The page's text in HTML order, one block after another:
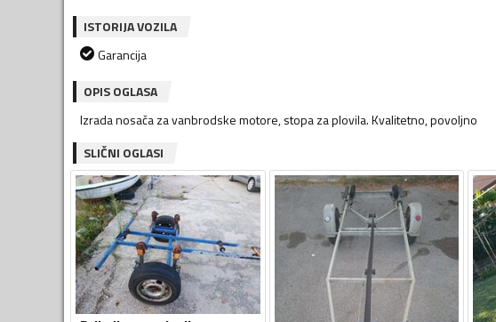
ISTORIJA VOZILA
Garancija
OPIS OGLASA
Izrada nosača za vanbrodske motore, stopa za plovila. Kvalitetno, povoljno
SLIČNI OGLASI